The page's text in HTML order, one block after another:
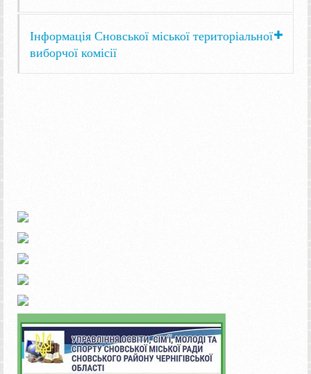
Інформація Сновської міської територіальної
виборчої комісії